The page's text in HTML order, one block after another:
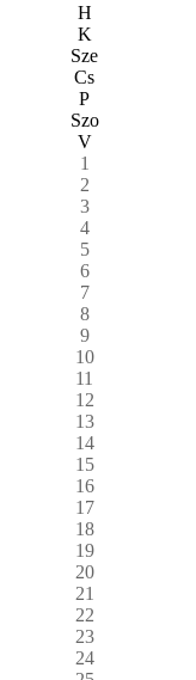
H
K
Sze
Cs
P
Szo
V
1
2
3
4
5
6
7
8
9
10
11
12
13
14
15
16
17
18
19
20
21
22
23
24